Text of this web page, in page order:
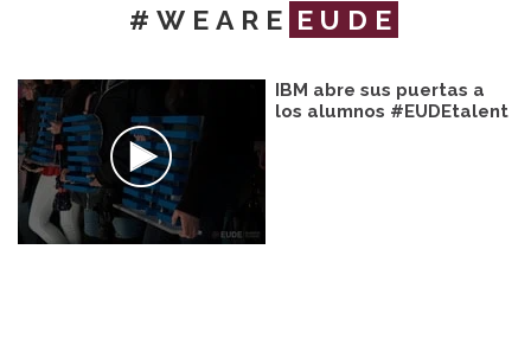
#WEARE EUDE
IBM abre sus puertas a
los alumnos #EUDEtalent